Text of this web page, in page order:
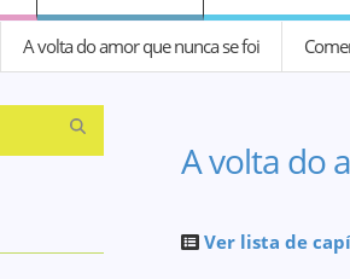
A volta do amor que nunca se foi
A volta do
Ver lista de